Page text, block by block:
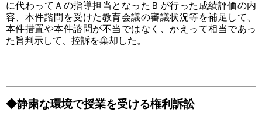
に代わってＡの指導担当となったＢが行った成績評価の内
容、本件諮問を受けた教育会議の審議状況等を補足して、
本件措置や本件諮問が不当ではなく、かえって相当であっ
た旨判示して、控訴を棄却した。
◆静粛な環境で授業を受ける権利訴訟